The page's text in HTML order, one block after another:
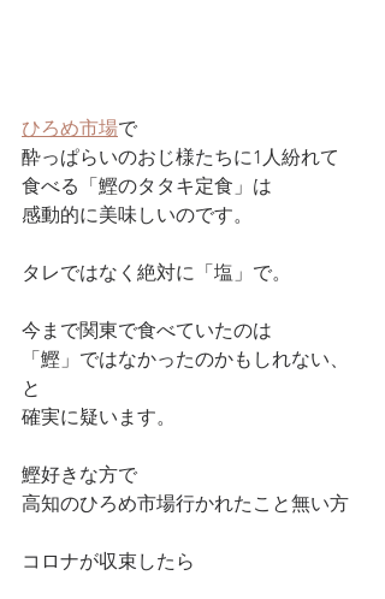
ひろめ市場で
酔っぱらいのおじ様たちに1人紛れて
食べる「鰹のタタキ定食」は
感動的に美味しいのです。
タレではなく絶対に「塩」で。
今まで関東で食べていたのは
「鰹」ではなかったのかもしれない、
と
確実に疑います。
鰹好きな方で
高知のひろめ市場行かれたこと無い方
コロナが収束したら